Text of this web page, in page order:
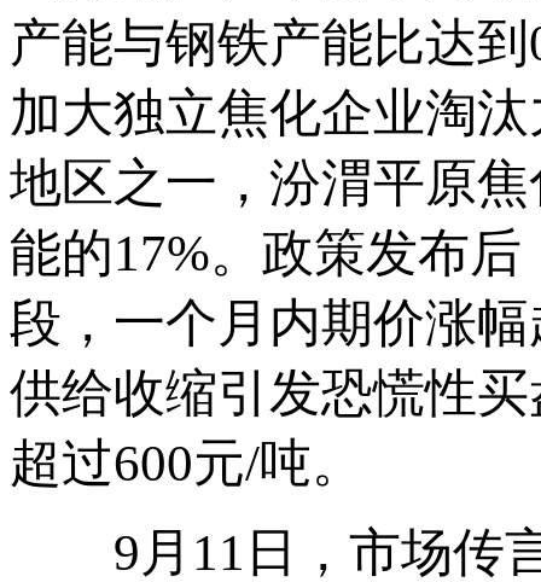
产能与钢铁产能比达
加大独立焦化企业淘
地区之一，汾渭平原
能的17%。政策发布
段，一个月内期价涨
供给收缩引发恐慌性
超过600元/吨。
9月11日，市场传言